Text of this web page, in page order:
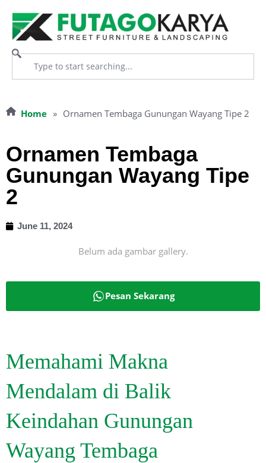
Home » Ornamen Tembaga Gunungan Wayang Tipe 2
Ornamen Tembaga
Gunungan Wayang Tipe
2
June 11, 2024
Belum ada gambar gallery.
Pesan Sekarang
Memahami Makna
Mendalam di Balik
Keindahan Gunungan
Wayang Tembaga